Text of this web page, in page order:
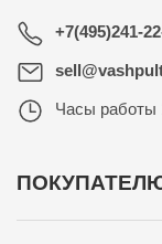
+7(495)241-
Часы работы